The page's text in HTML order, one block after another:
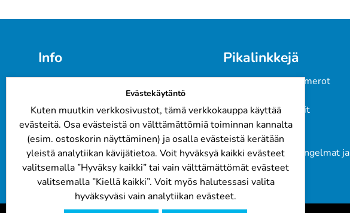
Info
Email: info@automaalit.net
Meistä
Tietosuojaseloste
Toimitus- ja maksutavat
Evästekäytäntö
Automaalit.net kokemuksia
Pikalinkkejä
Värikartat ja värinumerot
Yhteistyökumppanit
Automaalari Osmo
FAQ / UKK
Automaalauksen ongelmat ja
korjaukset
Evästekäytäntö
Kuten muutkin verkkosivustot, tämä verkkokauppa käyttää
evästeitä. Osa evästeistä on välttämättömiä toiminnan kannalta
(esim. ostoskorin näyttäminen) ja osalla evästeistä kerätään
yleistä analytiikan kävijätietoa. Voit hyväksyä kaikki evästeet
valitsemalla ”Hyväksy kaikki” tai vain välttämättömät evästeet
valitsemalla ”Kiellä kaikki”. Voit myös halutessasi valita
hyväksyväsi vain analytiikan evästeet.